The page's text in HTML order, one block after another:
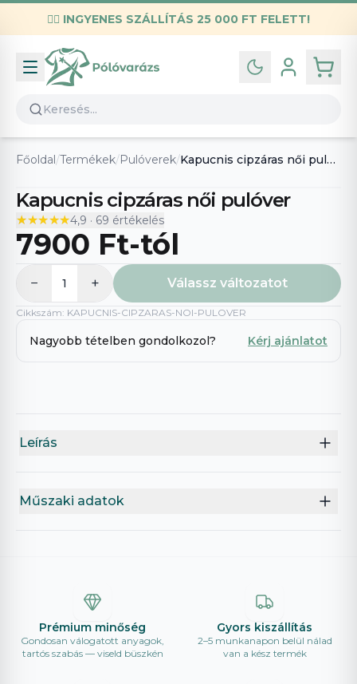
✌🏼 INGYENES SZÁLLÍTÁS 25 000 FT FELETT!
Infó
Kapcsolat
GYIK
Általános szerződési feltételek
Adatvédelmi nyilatkozat
Főoldal /Termékek/Pulóverek/ Kapucnis cipzáras női pulóver
Kapucnis cipzáras női pulóver
★★★★★
★★★★★4,9 · 69 értékelés
7900 Ft-tól
− 1 + Válassz változatot
Cikkszám: KAPUCNIS-CIPZARAS-NOI-PULOVER
Nagyobb tételben gondolkozol? Kérj ajánlatot
Leírás
Műszaki adatok
Prémium minőség
Gondosan válogatott anyagok,
tartós szabás — viseld büszkén
Gyors kiszállítás
2–5 munkanapon belül nálad
van a kész termék